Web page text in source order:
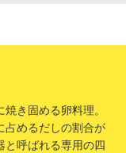
き固める卵料理。
占めるだしの割合が
と呼ばれる専用の四